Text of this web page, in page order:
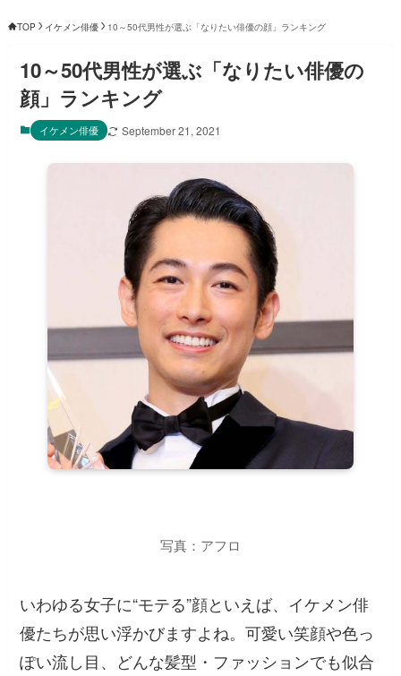
TOP イケメン俳優 10～50代男性が選ぶ「なりたい俳優の顔」ランキング
10～50代男性が選ぶ「なりたい俳優の
顔」ランキング
イケメン俳優 September 21, 2021
写真：アフロ
いわゆる女子に“モテる”顔といえば、イケメン俳
優たちが思い浮かびますよね。可愛い笑顔や色っ
ぽい流し目、どんな髪型・ファッションでも似合